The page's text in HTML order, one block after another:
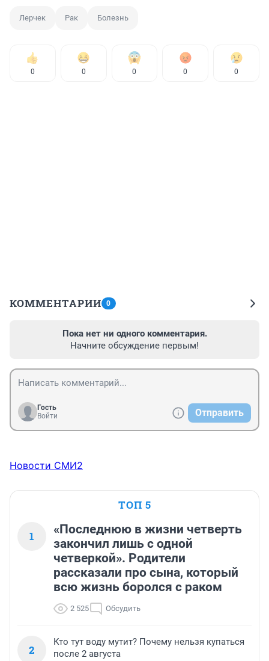
Лерчек Рак Болезнь
0 0 0 0 0
КОММЕНТАРИИ 0
Пока нет ни одного комментария.
Начните обсуждение первым!
Гость
Войти
Отправить
Новости СМИ2
ТОП 5
1
«Последнюю в жизни четверть
закончил лишь с одной
четверкой». Родители
рассказали про сына, который
всю жизнь боролся с раком
2 525 Обсудить
2
Кто тут воду мутит? Почему нельзя купаться
после 2 августа